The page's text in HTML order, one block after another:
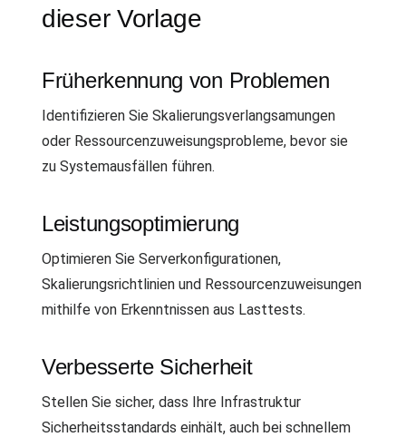
dieser Vorlage
Früherkennung von Problemen
Identifizieren Sie Skalierungsverlangsamungen
oder Ressourcenzuweisungsprobleme, bevor sie
zu Systemausfällen führen.
Leistungsoptimierung
Optimieren Sie Serverkonfigurationen,
Skalierungsrichtlinien und Ressourcenzuweisungen
mithilfe von Erkenntnissen aus Lasttests.
Verbesserte Sicherheit
Stellen Sie sicher, dass Ihre Infrastruktur
Sicherheitsstandards einhält, auch bei schnellem